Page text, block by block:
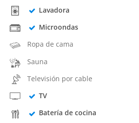
Lavadora
Microondas
Ropa de cama
Sauna
Televisión por cable
TV
Batería de cocina